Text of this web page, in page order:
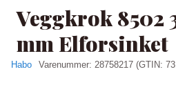
Veggkrok 8502
mm Elforsinket
Habo Varenummer: 28758217 (GTIN: